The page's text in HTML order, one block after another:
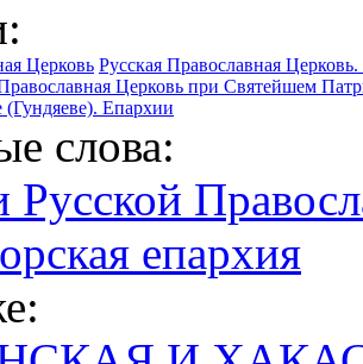
Церковь Русская Православная
Церковь при Святейшем
Епархии
слова:
Русской
епархия